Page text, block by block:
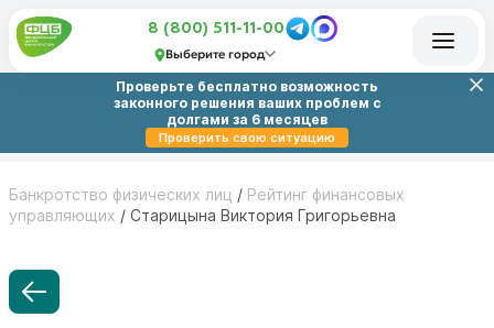
8 (800) 511-11-00
Выберите город
Проверьте бесплатно возможность
законного решения ваших проблем с
долгами за 6 месяцев
Проверить свою ситуацию
Банкротство физических лиц / Рейтинг финансовых
управляющих / Старицына Виктория Григорьевна